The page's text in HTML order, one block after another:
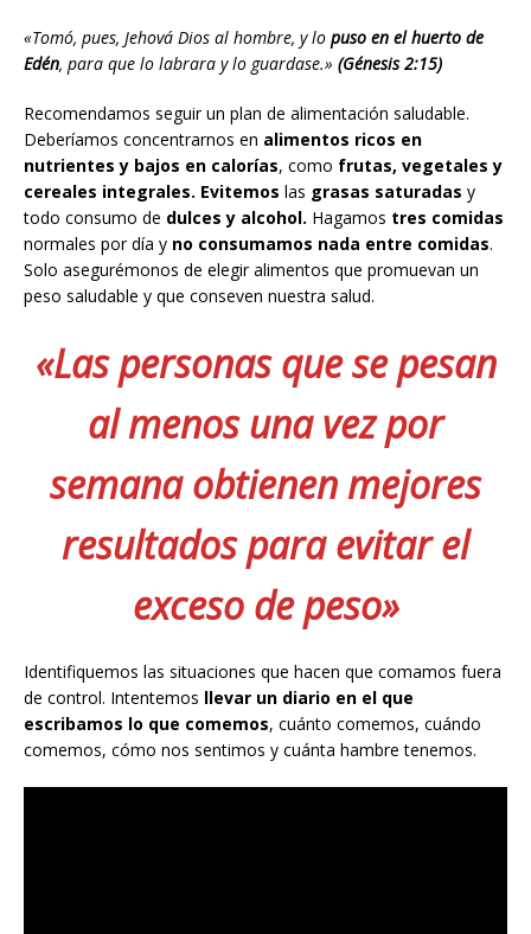
«Tomó, pues, Jehová Dios al hombre, y lo puso en el huerto de
Edén, para que lo labrara y lo guardase.» (Génesis 2:15)
Recomendamos seguir un plan de alimentación saludable.
Deberíamos concentrarnos en alimentos ricos en
nutrientes y bajos en calorías, como frutas, vegetales y
cereales integrales. Evitemos las grasas saturadas y
todo consumo de dulces y alcohol. Hagamos tres comidas
normales por día y no consumamos nada entre comidas.
Solo asegurémonos de elegir alimentos que promuevan un
peso saludable y que conseven nuestra salud.
«Las personas que se pesan
al menos una vez por
semana obtienen mejores
resultados para evitar el
exceso de peso»
Identifiquemos las situaciones que hacen que comamos fuera
de control. Intentemos llevar un diario en el que
escribamos lo que comemos, cuánto comemos, cuándo
comemos, cómo nos sentimos y cuánta hambre tenemos.